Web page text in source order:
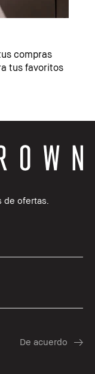
compras
tus favoritos
ofertas.